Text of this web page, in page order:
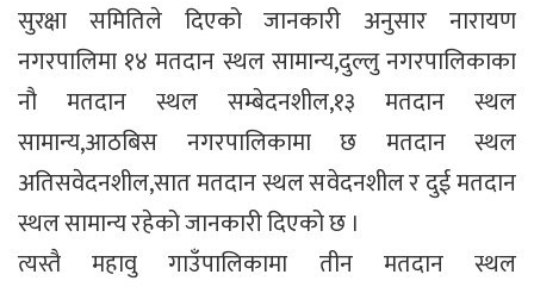
सुरक्षा समितिले दिएको जानकारी अनुसार नारायण
नगरपालिमा १४ मतदान स्थल सामान्य,दुल्लु नगरपालिकाका
नौ मतदान स्थल सम्बेदनशील,१३ मतदान स्थल
सामान्य,आठबिस नगरपालिकामा छ मतदान स्थल
अतिसवेदनशील,सात मतदान स्थल सवेदनशील र दुई मतदान
स्थल सामान्य रहेको जानकारी दिएको छ ।
त्यस्तै महावु गाउँपालिकामा तीन मतदान स्थल